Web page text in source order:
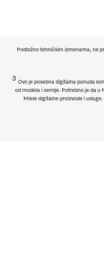
Podložno tehničkim izmenama; ne
3
Ovo je posebna digitalna ponuda
od modela i zemlje. Potrebno je da u
Miele digitalne proizvode i